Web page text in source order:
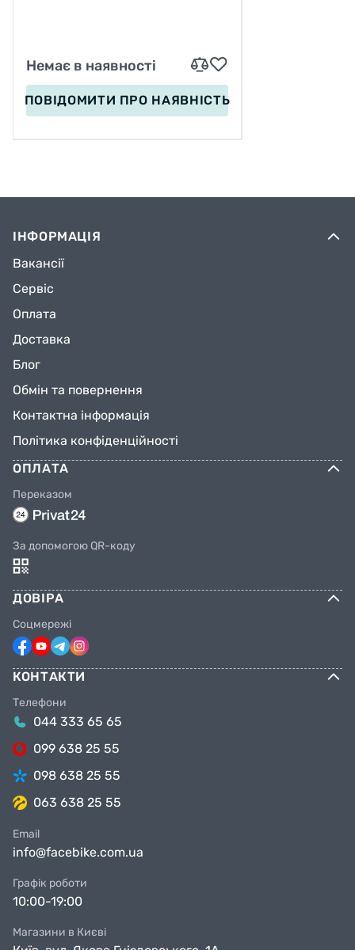
Немає в наявності
ПОВІДОМИТИ ПРО НАЯВНІСТЬ
ІНФОРМАЦІЯ
Вакансії
Сервіс
Оплата
Доставка
Блог
Обмін та повернення
Контактна інформація
Політика конфіденційності
ОПЛАТА
Переказом
За допомогою QR-коду
ДОВІРА
Соцмережі
КОНТАКТИ
Телефони
044 333 65 65
099 638 25 55
098 638 25 55
063 638 25 55
Email
info@facebike.com.ua
Графік роботи
10:00-19:00
Магазини в Києві